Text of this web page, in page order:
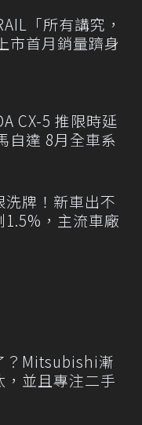
「所有講究，
市首月銷量躋身
CX-5 推限時延
自達 8月全車系
洗牌！新車出不
，主流車廠
？Mitsubishi漸
，並且專注二手